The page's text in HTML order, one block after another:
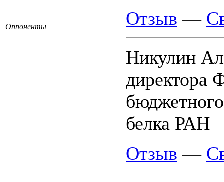
Оппоненты
Отзыв —
Никулин
директора
белка РАН
Отзыв —